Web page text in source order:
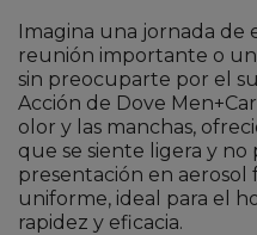
Imagina una jornada de
reunión importante o
sin preocuparte por el
Acción de Dove
olor y las manchas,
que se siente ligera y no
presentación en aerosol
uniforme, ideal para el
rapidez y eficacia.